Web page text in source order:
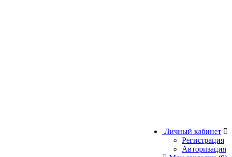
Личный кабинет
Регистрация
Авторизация